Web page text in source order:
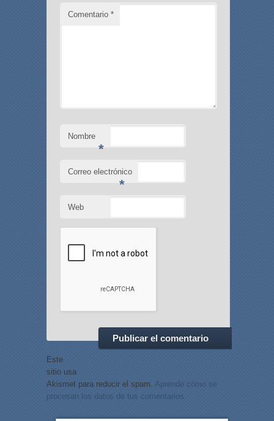
Comentario *
Nombre
*
Correo electrónico
*
Web
Este
sitio usa
Akismet para reducir el spam. Aprende cómo se
procesan los datos de tus comentarios.